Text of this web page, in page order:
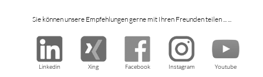
Sie können unsere Empfehlungen gerne mit Ihren Freunden teilen ... ...
Linkedin Xing Facebook Instagram Youtube